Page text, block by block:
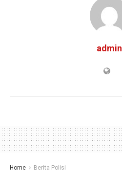
admin
Home Berita Polisi